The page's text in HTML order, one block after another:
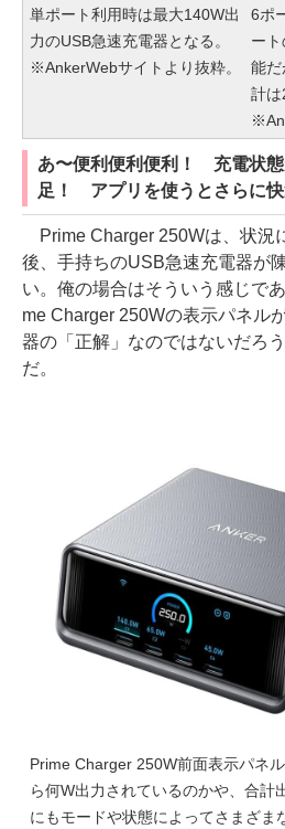
単ポート利用時は最大140W出
力のUSB急速充電器となる。
※AnkerWebサイトより抜粋。
6ポ
ー
能だ
計は
あ〜便利便利便利！ 充電状
足！ アプリを使うとさらに快
Prime Charger 250Wは、状況
後、手持ちのUSB急速充電器が
い。俺の場合はそういう感じで
me Charger 250Wの表示パネル
器の「正解」なのではないだろ
だ。
Prime Charger 250W前面表示パネ
ら何W出力されているのかや、合計
にもモードや状態によってさまざま